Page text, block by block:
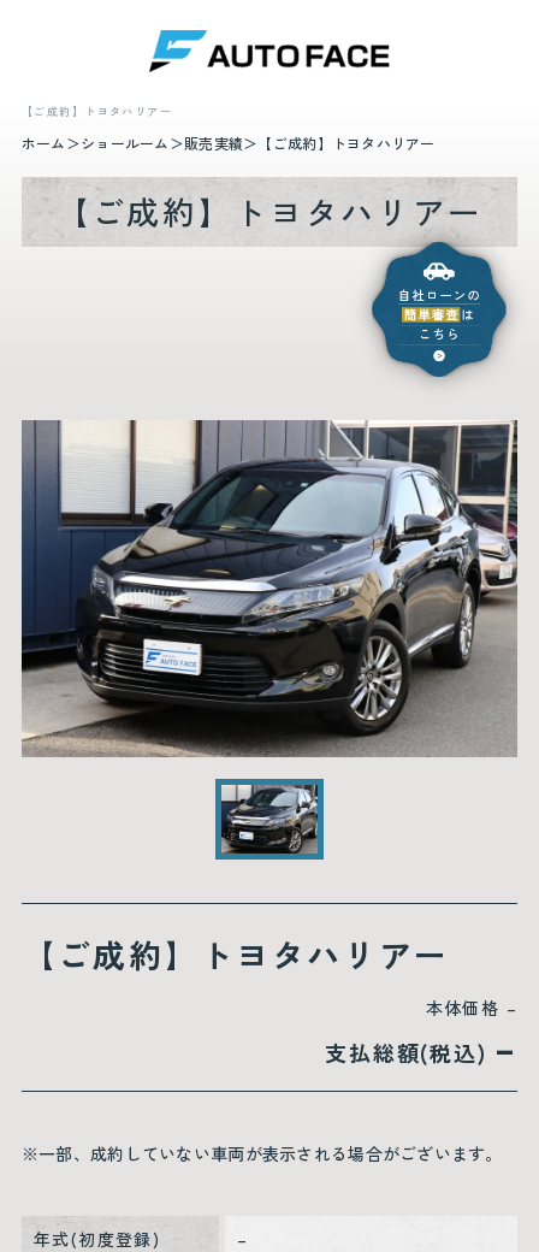
【ご成約】トヨタハリアー
ホーム ショールーム 販売実績 【ご成約】トヨタハリアー
【ご成約】トヨタハリアー
【ご成約】トヨタハリアー
本体価格 –
支払総額(税込) –
※一部、成約していない車両が表示される場合がございます。
年式(初度登録) –